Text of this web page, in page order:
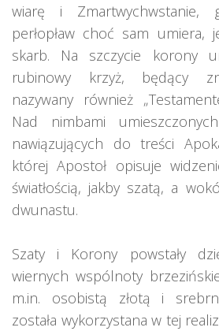
wiarę i Zmartwychwstanie,
perłopław choć sam umiera,
skarb. Na szczycie korony
rubinowy krzyż, będący
nazywany również
Nad nimbami
nawiązujących do treści
której Apostoł opisuje
światłością, jakby szatą, a
dwunastu.
Szaty i Korony powstały
wiernych wspólnoty
m.in. osobistą złotą i
została wykorzystana w tej